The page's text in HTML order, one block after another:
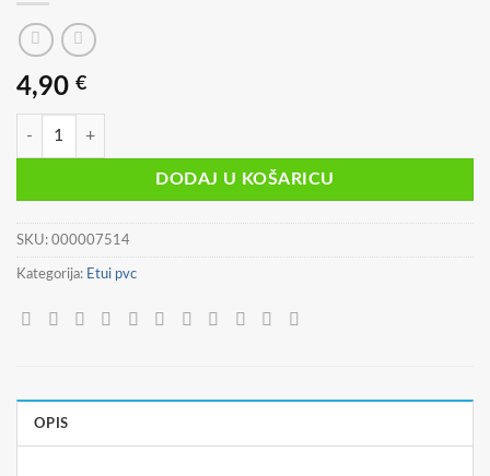
4,90 €
ETUI ZA 1 CD PVC PK100 SJAJNI 100MY US. PROZIRAN količina
DODAJ U KOŠARICU
SKU: 000007514
Kategorija: Etui pvc
OPIS